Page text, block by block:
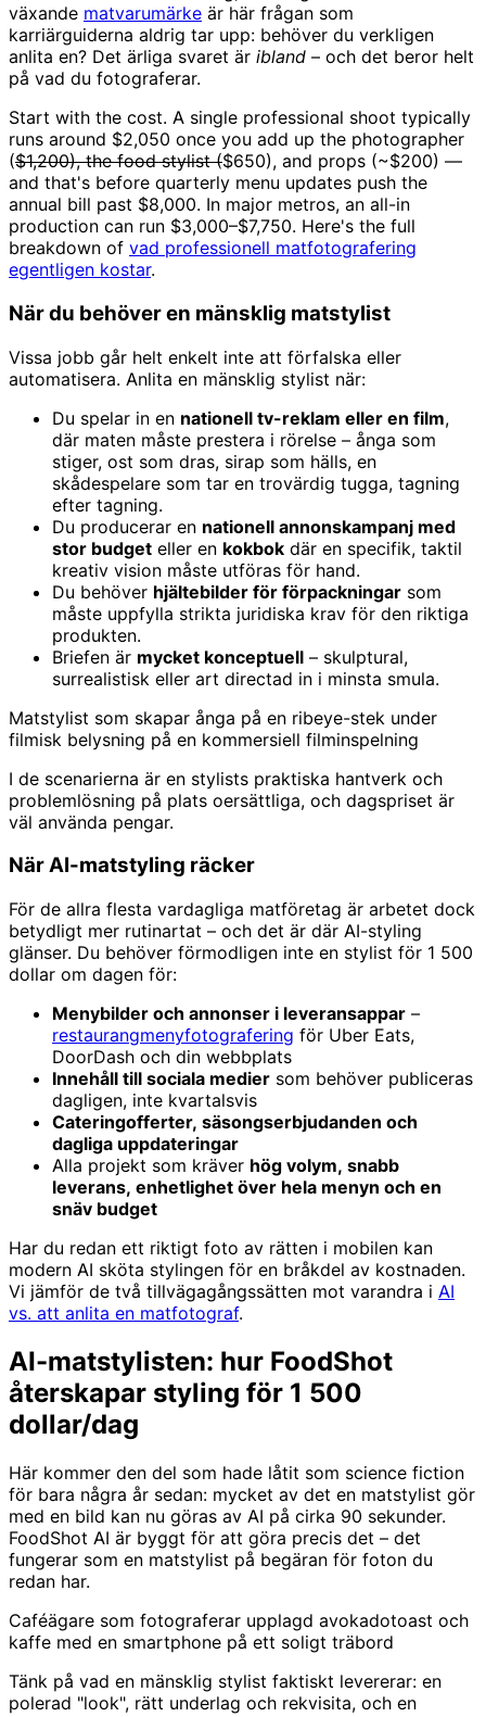
växande matvarumärke är här frågan som
karriärguiderna aldrig tar upp: behöver du verkligen
anlita en? Det ärliga svaret är ibland – och det beror helt
på vad du fotograferar.
Start with the cost. A single professional shoot typically
runs around $2,050 once you add up the photographer
($1,200), the food stylist ($650), and props (~$200) —
and that's before quarterly menu updates push the
annual bill past $8,000. In major metros, an all-in
production can run $3,000–$7,750. Here's the full
breakdown of vad professionell matfotografering
egentligen kostar.
När du behöver en mänsklig matstylist
Vissa jobb går helt enkelt inte att förfalska eller
automatisera. Anlita en mänsklig stylist när:
Du spelar in en nationell tv-reklam eller en film,
där maten måste prestera i rörelse – ånga som
stiger, ost som dras, sirap som hälls, en
skådespelare som tar en trovärdig tugga, tagning
efter tagning.
Du producerar en nationell annonskampanj med
stor budget eller en kokbok där en specifik, taktil
kreativ vision måste utföras för hand.
Du behöver hjältebilder för förpackningar som
måste uppfylla strikta juridiska krav för den riktiga
produkten.
Briefen är mycket konceptuell – skulptural,
surrealistisk eller art directad in i minsta smula.
Matstylist som skapar ånga på en ribeye-stek under
filmisk belysning på en kommersiell filminspelning
I de scenarierna är en stylists praktiska hantverk och
problemlösning på plats oersättliga, och dagspriset är
väl använda pengar.
När AI-matstyling räcker
För de allra flesta vardagliga matföretag är arbetet dock
betydligt mer rutinartat – och det är där AI-styling
glänser. Du behöver förmodligen inte en stylist för 1 500
dollar om dagen för:
Menybilder och annonser i leveransappar –
restaurangmenyfotografering för Uber Eats,
DoorDash och din webbplats
Innehåll till sociala medier som behöver publiceras
dagligen, inte kvartalsvis
Cateringofferter, säsongserbjudanden och
dagliga uppdateringar
Alla projekt som kräver hög volym, snabb
leverans, enhetlighet över hela menyn och en
snäv budget
Har du redan ett riktigt foto av rätten i mobilen kan
modern AI sköta stylingen för en bråkdel av kostnaden.
Vi jämför de två tillvägagångssätten mot varandra i AI
vs. att anlita en matfotograf.
AI-matstylisten: hur FoodShot
återskapar styling för 1 500
dollar/dag
Här kommer den del som hade låtit som science fiction
för bara några år sedan: mycket av det en matstylist gör
med en bild kan nu göras av AI på cirka 90 sekunder.
FoodShot AI är byggt för att göra precis det – det
fungerar som en matstylist på begäran för foton du
redan har.
Caféägare som fotograferar upplagd avokadotoast och
kaffe med en smartphone på ett soligt träbord
Tänk på vad en mänsklig stylist faktiskt levererar: en
polerad "look", rätt underlag och rekvisita, och en